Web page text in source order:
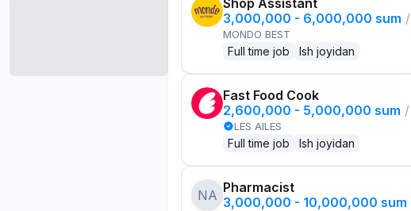
Shop Assistant
3,000,000 - 6,000,000 sum /
MONDO BEST
Full time job Ish joyidan
Fast Food Cook
2,600,000 - 5,000,000 sum /
LES AILES
Full time job Ish joyidan
NA Pharmacist
3,000,000 - 10,000,000 sum